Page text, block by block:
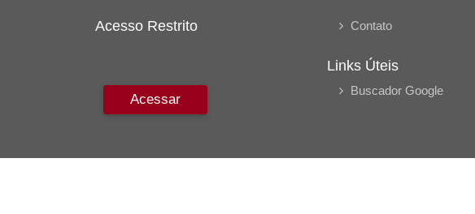
Acesso Restrito
Acessar
Contato
Links Úteis
Buscador Google